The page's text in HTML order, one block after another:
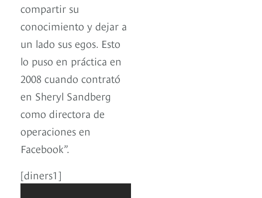
compartir su
conocimiento y dejar a
un lado sus egos. Esto
lo puso en práctica en
2008 cuando contrató
en Sheryl Sandberg
como directora de
operaciones en
Facebook”.
[diners1]